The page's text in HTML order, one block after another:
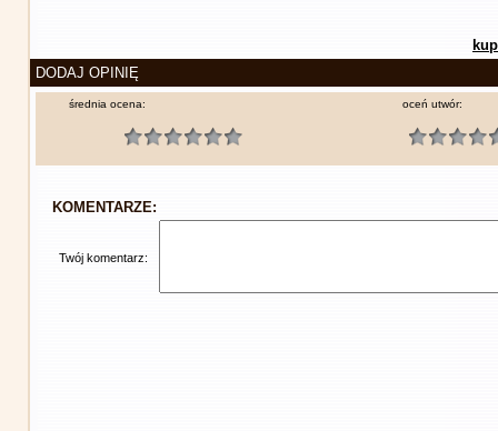
DODAJ OPINIĘ
średnia ocena: oceń utwór:
KOMENTARZE:
Twój komentarz: